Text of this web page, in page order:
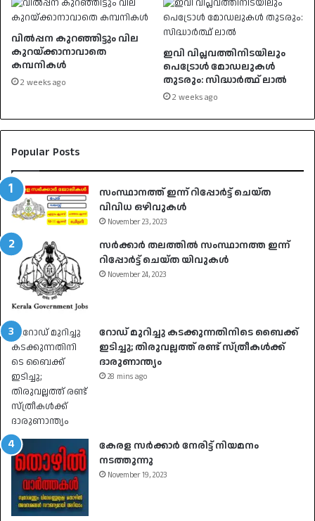
വിൽപ്പന കുറഞ്ഞിട്ടും വില
കുറയ്ക്കാനാവാതെ
കമ്പനികൾ
2 weeks ago
​ഇവി വിപ്ലവത്തിനിടയിലും
പെട്രോൾ മോഡലുകൾ
തുടരും: സിദ്ധാർത്ഥ് ലാൽ
2 weeks ago
Popular Posts
സംസ്ഥാനത്ത് ഇന്ന് റിപ്പോർട്ട് ചെയ്ത
വിവിധ ഒഴിവുകൾ
November 23, 2023
സർക്കാർ തലത്തിൽ സംസ്ഥാനത്ത ഇന്ന്
റിപ്പോർട്ട് ചെയ്ത യിവുകൾ
November 24, 2023
റോഡ് മുറിച്ചു കടക്കുന്നതിനിടെ ബൈക്ക്
ഇടിച്ചു; തിരുവല്ലത്ത് രണ്ട് സ്ത്രീകള്‍ക്ക്
ദാരുണാന്ത്യം
28 mins ago
കേരള സർക്കാർ നേരിട്ട് നിയമനം
നടത്തുന്നു
November 19, 2023